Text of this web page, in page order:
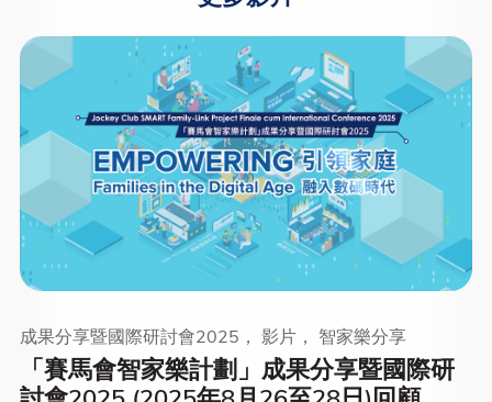
「賽馬會智家樂計劃」成果分享暨國際研
成果分享暨國際研討會2025， 影片， 智家樂分享